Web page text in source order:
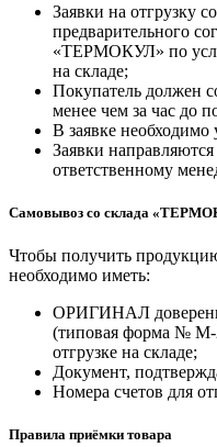
Заявки на отгрузку
предварительного
«ТЕРМОКУЛ» по
на складе;
Покупатель должен
менее чем за час до
В заявке необходимо
Заявки
ответственному
Самовывоз со склада
Чтобы получить
необходимо иметь:
ОРИГИНАЛ
(типовая форма № М-
отгрузке на складе;
Документ,
Номера счетов для
Правила приёмки товара